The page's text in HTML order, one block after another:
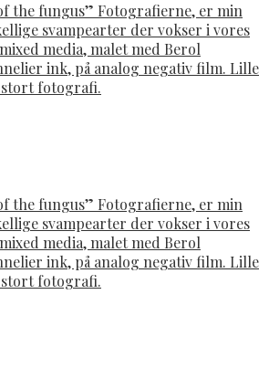
the fungus” Fotografierne, er min
svampearter der vokser i vores
media, malet med Berol
ink, på analog negativ film. Lille
fotografi.
the fungus” Fotografierne, er min
svampearter der vokser i vores
media, malet med Berol
ink, på analog negativ film. Lille
fotografi.